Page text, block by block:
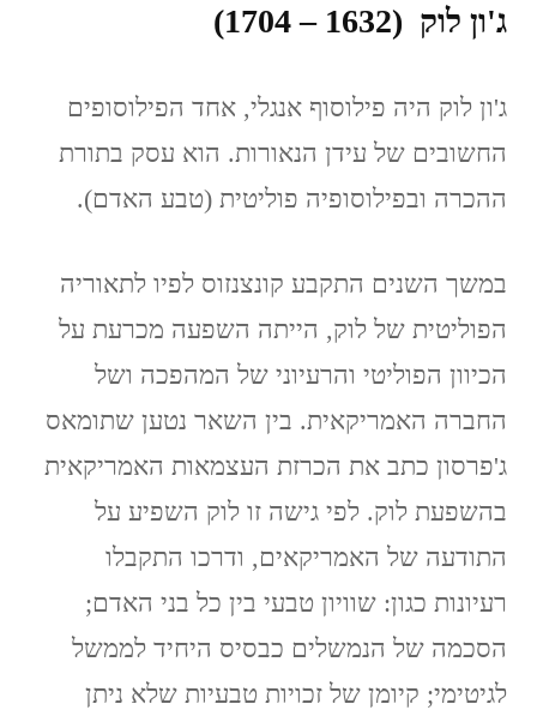
ג'ון לוק (1632 – 1704)
ג'ון לוק היה פילוסוף אנגלי, אחד הפילוסופים
החשובים של עידן הנאורות. הוא עסק בתורת
ההכרה ובפילוסופיה פוליטית (טבע האדם).
במשך השנים התקבע קונצנזוס לפיו לתאוריה
הפוליטית של לוק, הייתה השפעה מכרעת על
הכיוון הפוליטי והרעיוני של המהפכה ושל
החברה האמריקאית. בין השאר נטען שתומאס
ג'פרסון כתב את הכרזת העצמאות האמריקאית
בהשפעת לוק. לפי גישה זו לוק השפיע על
התודעה של האמריקאים, ודרכו התקבלו
רעיונות כגון: שוויון טבעי בין כל בני האדם;
הסכמה של הנמשלים כבסיס היחיד לממשל
לגיטימי; קיומן של זכויות טבעיות שלא ניתן